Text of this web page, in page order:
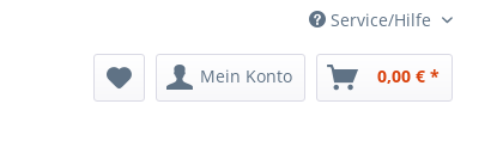
Service/Hilfe
Mein Konto 0,00 € *